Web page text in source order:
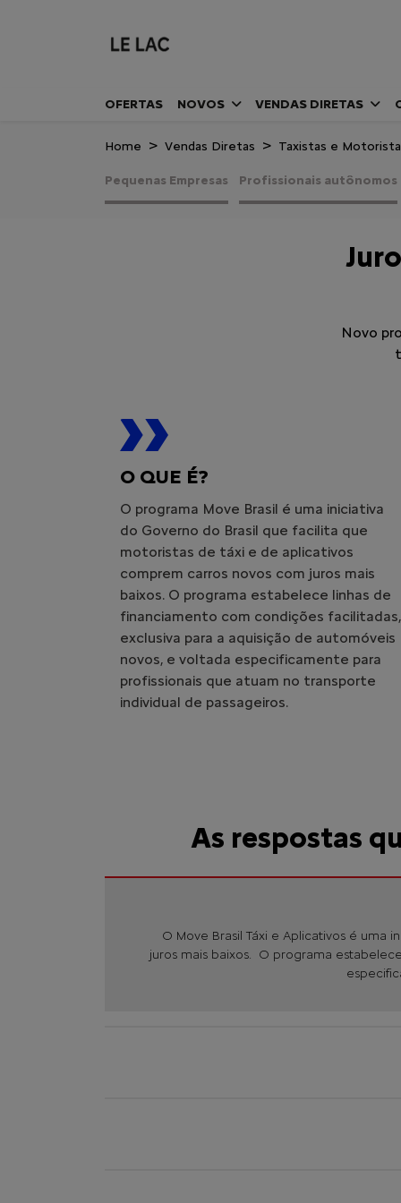
OFERTAS NOVOS VENDAS DIRETAS
Home Vendas Diretas Taxistas e
Pequenas Empresas Profissionais autônomos
Novo
O QUE É?
O programa Move Brasil é uma iniciativa
do Governo do Brasil que facilita que
motoristas de táxi e de aplicativos
comprem carros novos com juros mais
baixos. O programa estabelece linhas de
financiamento com condições facilitadas,
exclusiva para a aquisição de automóveis
novos, e voltada especificamente para
profissionais que atuam no transporte
individual de passageiros.
As respostas
O Move Brasil Táxi e Aplicativos é
juros mais baixos. O programa